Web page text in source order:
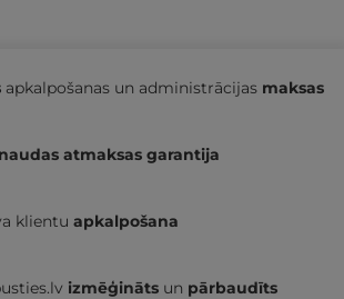
apkalpošanas un administrācijas maksas
naudas atmaksas garantija
klientu apkalpošana
izmēģināts un pārbaudīts